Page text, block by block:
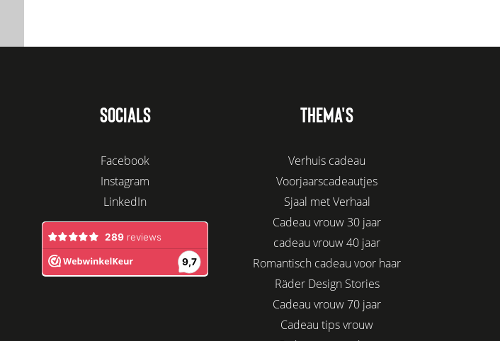
SOCIALS
Facebook
Instagram
LinkedIn
THEMA'S
Verhuis cadeau
Voorjaarscadeautjes
Sjaal met Verhaal
Cadeau vrouw 30 jaar
cadeau vrouw 40 jaar
Romantisch cadeau voor haar
Räder Design Stories
Cadeau vrouw 70 jaar
Cadeau tips vrouw